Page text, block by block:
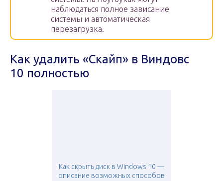
наблюдаться полное зависание
системы и автоматическая
перезагрузка.
Как удалить «Скайп» в Виндовс
10 полностью
Как скрыть диск в Windows 10 —
описание возможных способов